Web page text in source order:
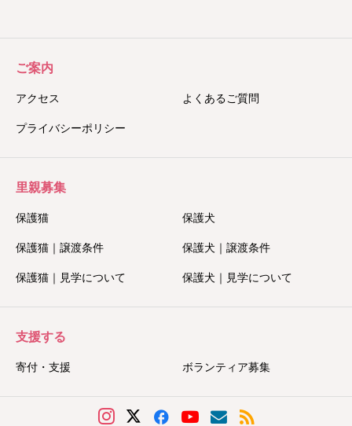
ご案内
アクセス よくあるご質問
プライバシーポリシー
里親募集
保護猫 保護犬
保護猫｜譲渡条件 保護犬｜譲渡条件
保護猫｜見学について 保護犬｜見学について
支援する
寄付・支援 ボランティア募集